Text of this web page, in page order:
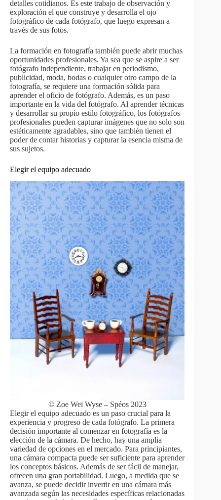
detalles cotidianos. Es este trabajo de observación y
exploración el que construye y desarrolla el ojo
fotográfico de cada fotógrafo, que luego expresan a
través de sus fotos.
La formación en fotografía también puede abrir muchas
oportunidades profesionales. Ya sea que se aspire a ser
fotógrafo independiente, trabajar en periodismo,
publicidad, moda, bodas o cualquier otro campo de la
fotografía, se requiere una formación sólida para
aprender el oficio de fotógrafo. Además, es un paso
importante en la vida del fotógrafo. Al aprender técnicas
y desarrollar su propio estilo fotográfico, los fotógrafos
profesionales pueden capturar imágenes que no solo son
estéticamente agradables, sino que también tienen el
poder de contar historias y capturar la esencia misma de
sus sujetos.
Elegir el equipo adecuado
© Zoe Wei Wyse – Spéos 2023
Elegir el equipo adecuado es un paso crucial para la
experiencia y progreso de cada fotógrafo. La primera
decisión importante al comenzar en fotografía es la
elección de la cámara. De hecho, hay una amplia
variedad de opciones en el mercado. Para principiantes,
una cámara compacta puede ser suficiente para aprender
los conceptos básicos. Además de ser fácil de manejar,
ofrecen una gran portabilidad. Luego, a medida que se
avanza, se puede decidir invertir en una cámara más
avanzada según las necesidades específicas relacionadas